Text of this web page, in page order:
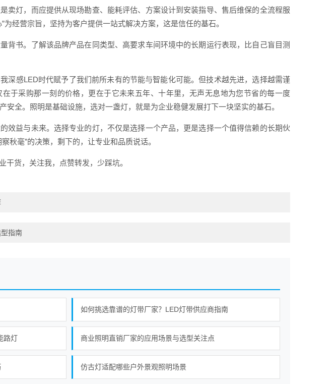
卖灯，而应提供从现场勘查、能耗评估、方案设计到安装指导、售后维保的全流程服
经营宗旨，坚持为客户提供一站式解决方案，这是信任的基石。
背书。了解该品牌产品在同类型、高要求车间环境中的长期运行表现，比自己盲目测
深感LED时代赋予了我们前所未有的节能与智能化可能。但技术越先进，选择越需谨
于采购那一刻的价格，更在于它未来五年、十年里，无声无息地为您节省的每一度
安全。照明是基础设施，选对一盏灯，就是为企业稳健发展打下一块坚实的基石。
效益与未来。选择专业的灯，不仅是选择一个产品，更是选择一个值得信赖的长期伙
秋毫”的决策，剩下的，让专业和品质说话。
干货，关注我，点赞转发，少踩坑。
指南
如何挑选靠谱的灯带厂家？LED灯带供应商指南
路灯 商业照明直销厂家的应用场景与选型关注点
仿古灯适配哪些户外景观照明场景